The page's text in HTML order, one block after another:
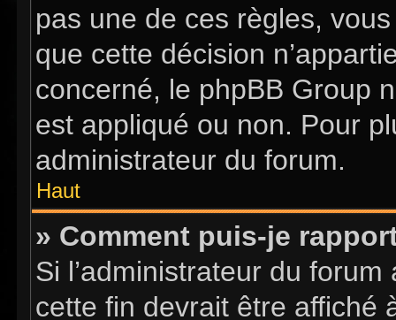
pas une de ces règles,
que cette décision
concerné, le phpBB Group
est appliqué ou non. Pour
administrateur du forum.
Haut
» Comment puis-je
Si l’administrateur du
cette fin devrait être affiché